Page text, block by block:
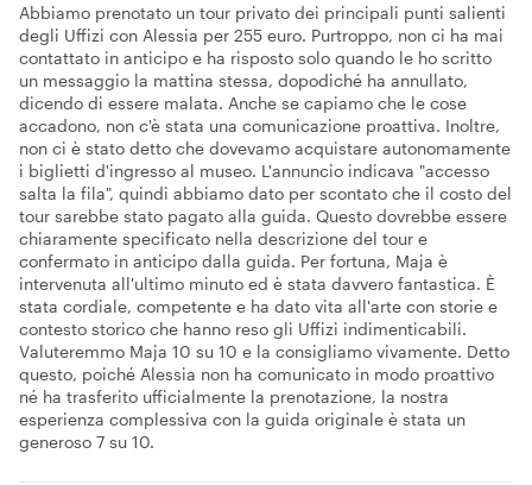
Abbiamo prenotato un tour privato dei principali punti salienti
degli Uffizi con Alessia per 255 euro. Purtroppo, non ci ha mai
contattato in anticipo e ha risposto solo quando le ho scritto
un messaggio la mattina stessa, dopodiché ha annullato,
dicendo di essere malata. Anche se capiamo che le cose
accadono, non c'è stata una comunicazione proattiva. Inoltre,
non ci è stato detto che dovevamo acquistare autonomamente
i biglietti d'ingresso al museo. L'annuncio indicava "accesso
salta la fila", quindi abbiamo dato per scontato che il costo del
tour sarebbe stato pagato alla guida. Questo dovrebbe essere
chiaramente specificato nella descrizione del tour e
confermato in anticipo dalla guida. Per fortuna, Maja è
intervenuta all'ultimo minuto ed è stata davvero fantastica. È
stata cordiale, competente e ha dato vita all'arte con storie e
contesto storico che hanno reso gli Uffizi indimenticabili.
Valuteremmo Maja 10 su 10 e la consigliamo vivamente. Detto
questo, poiché Alessia non ha comunicato in modo proattivo
né ha trasferito ufficialmente la prenotazione, la nostra
esperienza complessiva con la guida originale è stata un
generoso 7 su 10.